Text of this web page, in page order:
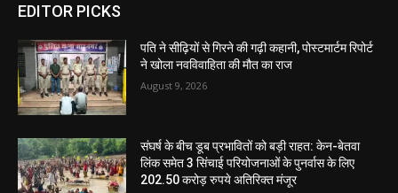
EDITOR PICKS
पति ने सीढ़ियों से गिरने की गढ़ी कहानी, पोस्टमार्टम रिपोर्ट
ने खोला नवविवाहिता की मौत का राज
August 9, 2026
संघर्ष के बीच डूब प्रभावितों को बड़ी राहत: केन-बेतवा
लिंक समेत 3 सिंचाई परियोजनाओं के पुनर्वास के लिए
202.50 करोड़ रुपये अतिरिक्त मंजूर